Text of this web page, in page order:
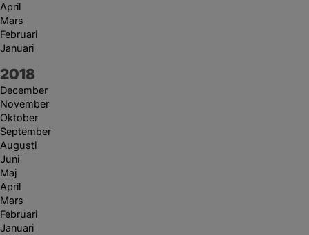
April
Mars
Februari
Januari
År:
2018
December
November
Oktober
September
Augusti
Juni
Maj
April
Mars
Februari
Januari